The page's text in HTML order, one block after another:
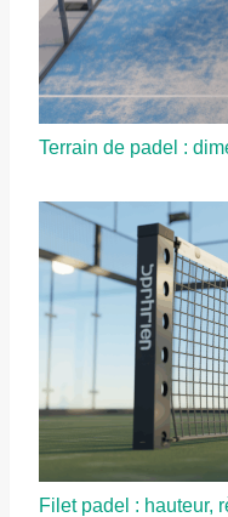
Terrain de padel :
Filet padel : hauteur,